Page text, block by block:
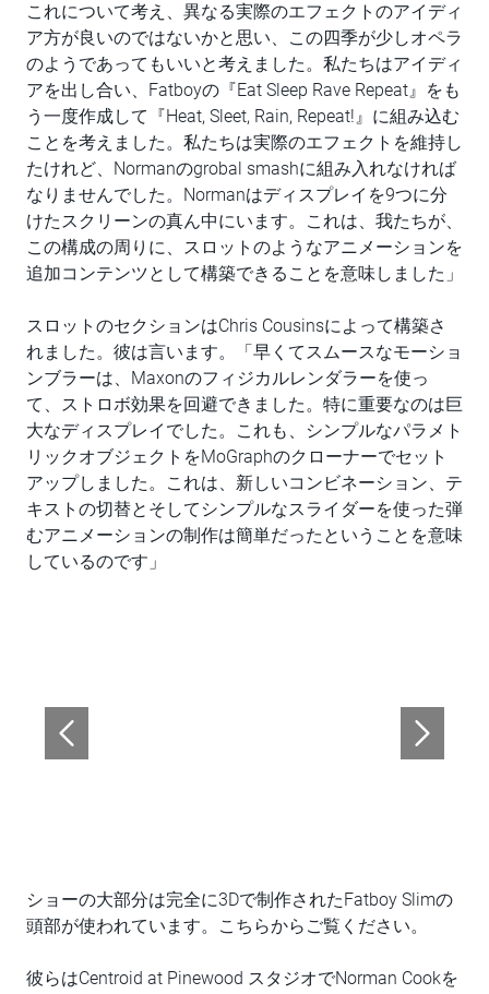
これについて考え、異なる実際のエフェクトのアイディ
ア方が良いのではないかと思い、この四季が少しオペラ
のようであってもいいと考えました。私たちはアイディ
アを出し合い、Fatboyの『Eat Sleep Rave Repeat』をも
う一度作成して『Heat, Sleet, Rain, Repeat!』に組み込む
ことを考えました。私たちは実際のエフェクトを維持し
たけれど、Normanのgrobal smashに組み入れなければ
なりませんでした。Normanはディスプレイを9つに分
けたスクリーンの真ん中にいます。これは、我たちが、
この構成の周りに、スロットのようなアニメーションを
追加コンテンツとして構築できることを意味しました」
スロットのセクションはChris Cousinsによって構築さ
れました。彼は言います。「早くてスムースなモーショ
ンブラーは、Maxonのフィジカルレンダラーを使っ
て、ストロボ効果を回避できました。特に重要なのは巨
大なディスプレイでした。これも、シンプルなパラメト
リックオブジェクトをMoGraphのクローナーでセット
アップしました。これは、新しいコンビネーション、テ
キストの切替とそしてシンプルなスライダーを使った弾
むアニメーションの制作は簡単だったということを意味
しているのです」
ショーの大部分は完全に3Dで制作されたFatboy Slimの
頭部が使われています。こちらからご覧ください。
彼らはCentroid at Pinewood スタジオでNorman Cookを